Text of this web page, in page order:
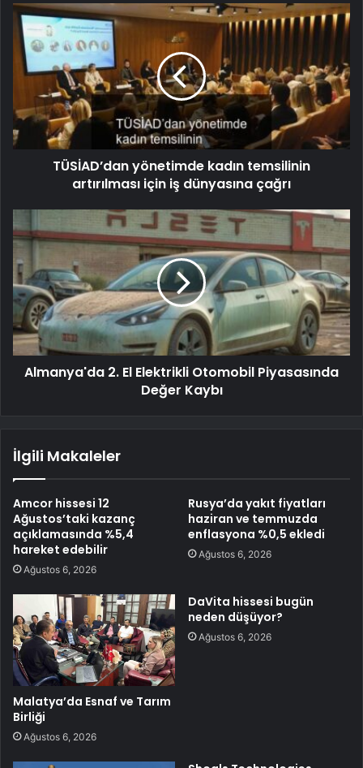
TÜSİAD’dan yönetimde kadın temsilinin
artırılması için iş dünyasına çağrı
Almanya'da 2. El Elektrikli Otomobil Piyasasında
Değer Kaybı
İlgili Makaleler
Amcor hissesi 12
Ağustos’taki kazanç
açıklamasında %5,4
hareket edebilir
Ağustos 6, 2026
Rusya’da yakıt fiyatları
haziran ve temmuzda
enflasyona %0,5 ekledi
Ağustos 6, 2026
Malatya’da Esnaf ve Tarım
Birliği
Ağustos 6, 2026
DaVita hissesi bugün
neden düşüyor?
Ağustos 6, 2026